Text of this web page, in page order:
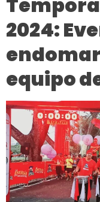
2024:
equipo